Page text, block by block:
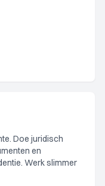
Doe juridisch
en
Werk slimmer